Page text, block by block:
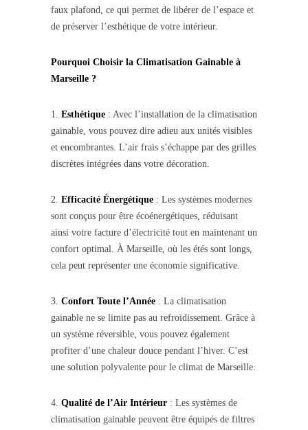
faux plafond, ce qui permet de libérer de l’espace et
de préserver l’esthétique de votre intérieur.
Pourquoi Choisir la Climatisation Gainable à
Marseille ?
1. Esthétique : Avec l’installation de la climatisation
gainable, vous pouvez dire adieu aux unités visibles
et encombrantes. L’air frais s’échappe par des grilles
discrètes intégrées dans votre décoration.
2. Efficacité Énergétique : Les systèmes modernes
sont conçus pour être écoénergétiques, réduisant
ainsi votre facture d’électricité tout en maintenant un
confort optimal. À Marseille, où les étés sont longs,
cela peut représenter une économie significative.
3. Confort Toute l’Année : La climatisation
gainable ne se limite pas au refroidissement. Grâce à
un système réversible, vous pouvez également
profiter d’une chaleur douce pendant l’hiver. C’est
une solution polyvalente pour le climat de Marseille.
4. Qualité de l’Air Intérieur : Les systèmes de
climatisation gainable peuvent être équipés de filtres